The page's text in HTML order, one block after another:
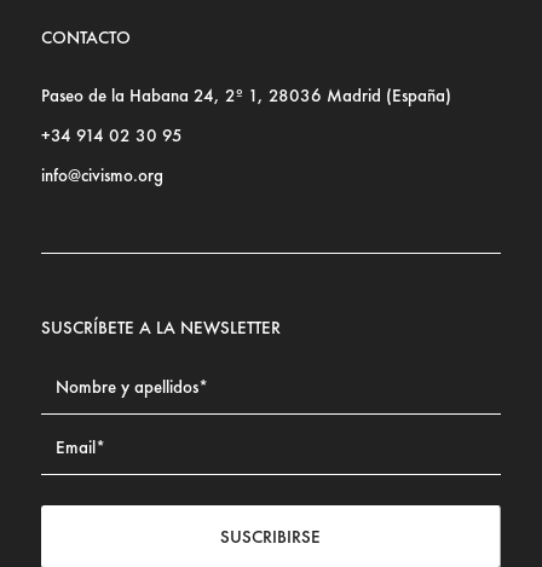
CONTACTO
Paseo de la Habana 24, 2º 1, 28036 Madrid (España)
+34 914 02 30 95
info@civismo.org
SUSCRÍBETE A LA NEWSLETTER
SUSCRIBIRSE